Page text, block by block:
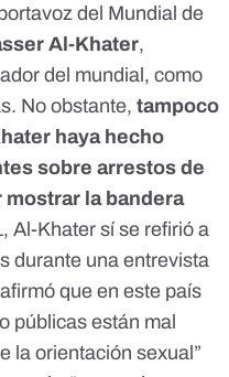
del Mundial de
Al-Khater,
del mundial, como
No obstante, tampoco
haya hecho
sobre arrestos de
la bandera
Al-Khater sí se refirió a
durante una entrevista
que en este país
públicas están mal
la orientación sexual”